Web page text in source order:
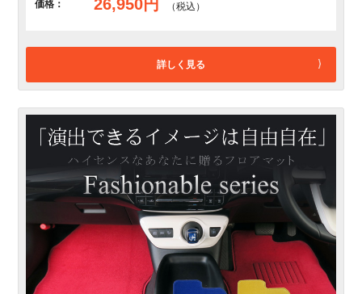
価格： 26,950円 （税込）
詳しく見る